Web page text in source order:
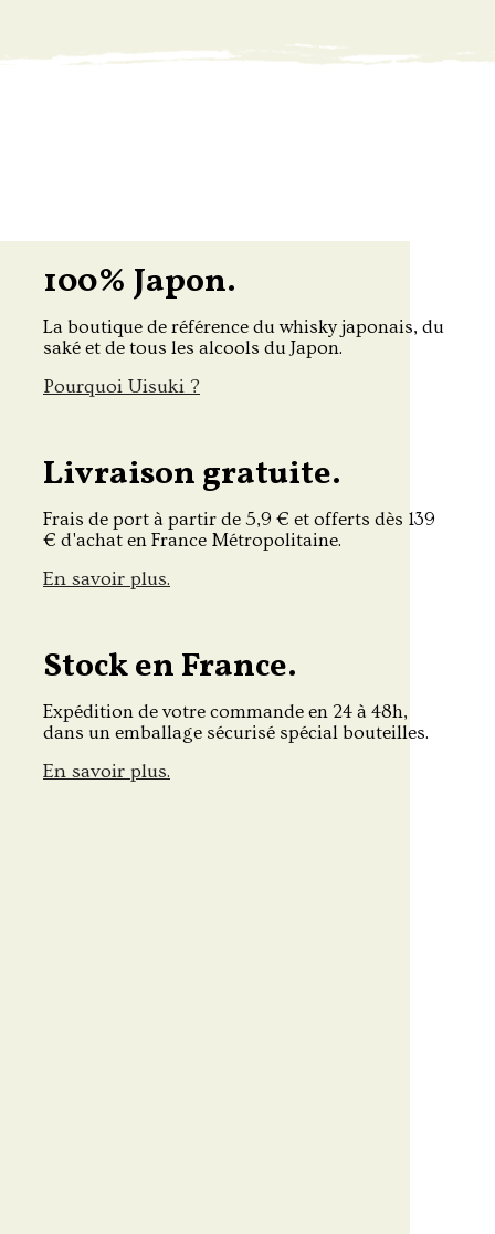
100% Japon.
La boutique de référence du whisky japonais, du
saké et de tous les alcools du Japon.
Pourquoi Uisuki ?
Livraison gratuite.
Frais de port à partir de 5,9 € et offerts dès 139
€ d'achat en France Métropolitaine.
En savoir plus.
Stock en France.
Expédition de votre commande en 24 à 48h,
dans un emballage sécurisé spécial bouteilles.
En savoir plus.